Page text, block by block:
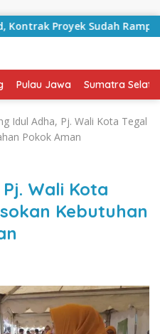
Proyek Sudah Rampung
Pulau Jawa Sumatra
Idul Adha, Pj. Wali Kota Tegal
Pokok Aman
Wali Kota
Kebutuhan